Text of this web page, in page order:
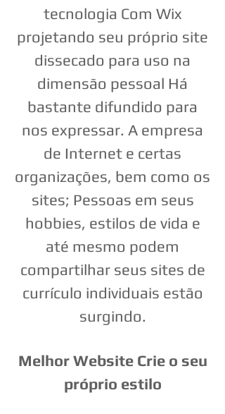
tecnologia Com Wix
projetando seu próprio site
dissecado para uso na
dimensão pessoal Há
bastante difundido para
nos expressar. A empresa
de Internet e certas
organizações, bem como os
sites; Pessoas em seus
hobbies, estilos de vida e
até mesmo podem
compartilhar seus sites de
currículo individuais estão
surgindo.
Melhor Website Crie o seu
próprio estilo